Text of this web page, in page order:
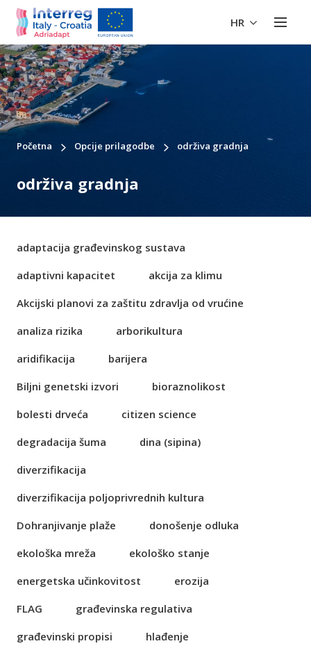
HR
Početna Opcije prilagodbe održiva gradnja
održiva gradnja
adaptacija građevinskog sustava
adaptivni kapacitet
akcija za klimu
Akcijski planovi za zaštitu zdravlja od vrućine
analiza rizika
arborikultura
aridifikacija
barijera
Biljni genetski izvori
bioraznolikost
bolesti drveća
citizen science
degradacija šuma
dina (sipina)
diverzifikacija
diverzifikacija poljoprivrednih kultura
Dohranjivanje plaže
donošenje odluka
ekološka mreža
ekološko stanje
energetska učinkovitost
erozija
FLAG
građevinska regulativa
građevinski propisi
hlađenje